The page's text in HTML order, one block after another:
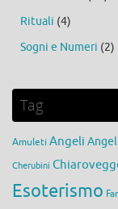
Rituali (4)
Sogni e Numeri (2)
Tag
Amuleti Angeli
Cherubini
Esoterismo